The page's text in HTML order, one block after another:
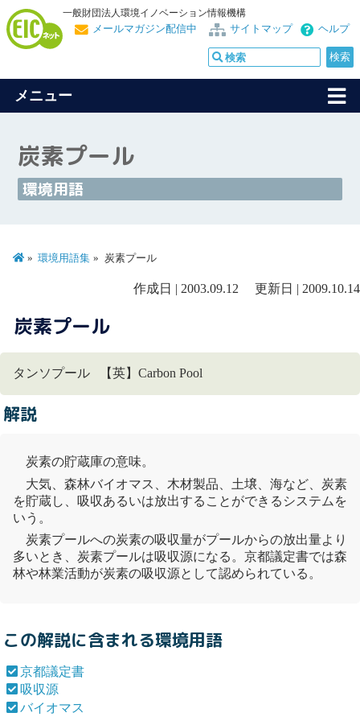
一般財団法人環境イノベーション情報機構
ヘルプ
サイトマップ
メールマガジン配信中
メニュー
炭素プール
環境用語
環境用語集 炭素プール
作成日 | 2003.09.12 更新日 | 2009.10.14
炭素プール
タンソプール 【英】Carbon Pool
解説
炭素の貯蔵庫の意味。
大気、森林バイオマス
、木材製品、土壌、海など、炭素
を貯蔵し、吸収あるいは放出することができるシステムを
いう。
炭素プールへの炭素の吸収量がプールからの放出量より
多いとき、炭素プールは吸収源になる。 京都議定書では森
林や林業活動が炭素の吸収源として認められている。
この解説に含まれる環境用語
京都議定書
吸収源
バイオマス